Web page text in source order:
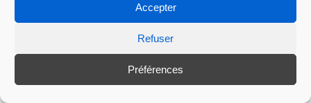
Accepter
Refuser
Préférences
AUCUN COMMENTAIRE
← ARTICLE PRÉCÉDENT